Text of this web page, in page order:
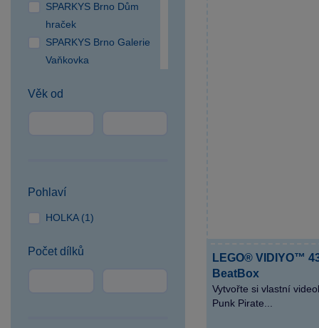
SPARKYS Brno Dům
hraček
SPARKYS Brno Galerie
Vaňkovka
Campus Square
Budějovice NC Géčko
SPEKTRUM
SPARKYS Hradec
Věk od
Pohlaví
HOLKA (1)
Počet dílků
LEGO® VIDIYO™
BeatBox
Vytvořte si vlastní
Punk Pirate...